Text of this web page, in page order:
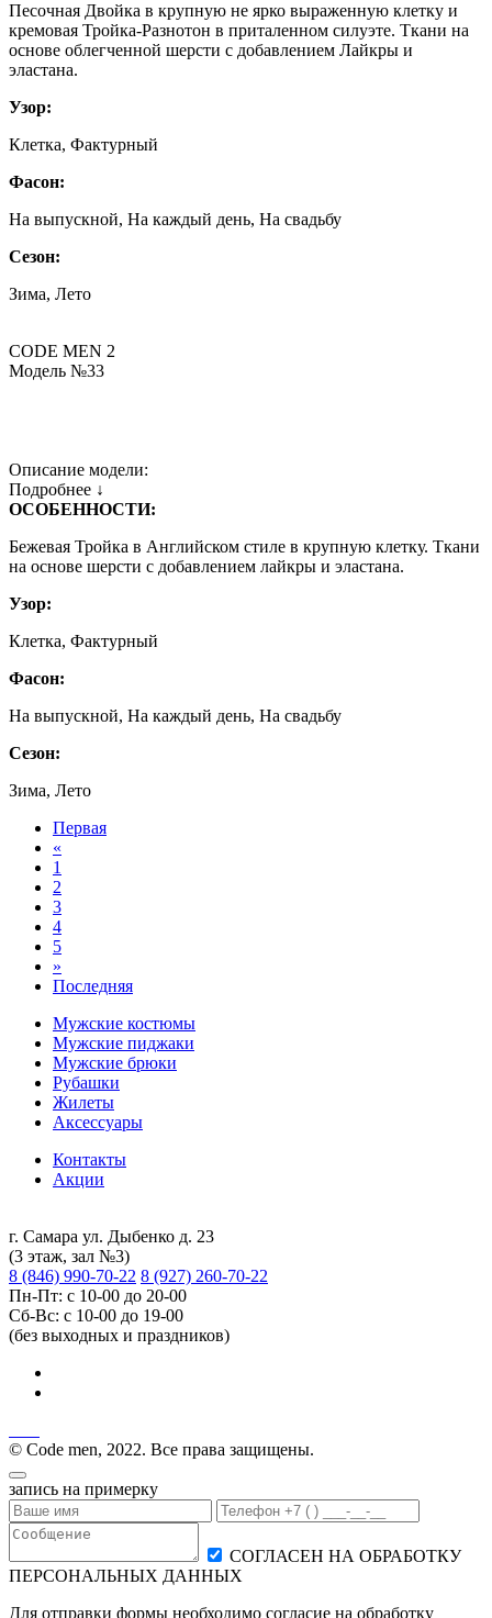
Песочная Двойка в крупную не ярко выраженную клетку и
кремовая Тройка-Разнотон в приталенном силуэте. Ткани на
основе облегченной шерсти с добавлением Лайкры и
эластана.
Узор:
Клетка, Фактурный
Фасон:
На выпускной, На каждый день, На свадьбу
Сезон:
Зима, Лето
CODE MEN 2
Модель №33
Описание модели:
Подробнее ↓
ОСОБЕННОСТИ:
Бежевая Тройка в Английском стиле в крупную клетку. Ткани
на основе шерсти с добавлением лайкры и эластана.
Узор:
Клетка, Фактурный
Фасон:
На выпускной, На каждый день, На свадьбу
Сезон:
Зима, Лето
Первая
«
1
2
3
4
5
»
Последняя
Мужские костюмы
Мужские пиджаки
Мужские брюки
Рубашки
Жилеты
Аксессуары
Контакты
Акции
г. Самара ул. Дыбенко д. 23
(3 этаж, зал №3)
8 (846) 990-70-22 8 (927) 260-70-22
Пн-Пт: с 10-00 до 20-00
Сб-Вс: с 10-00 до 19-00
(без выходных и праздников)
© Code men, 2022. Все права защищены.
запись на примерку
СОГЛАСЕН НА ОБРАБОТКУ
ПЕРСОНАЛЬНЫХ ДАННЫХ
Для отправки формы необходимо согласие на обработку